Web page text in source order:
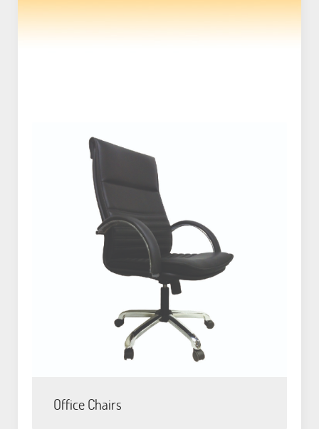
Office Chairs